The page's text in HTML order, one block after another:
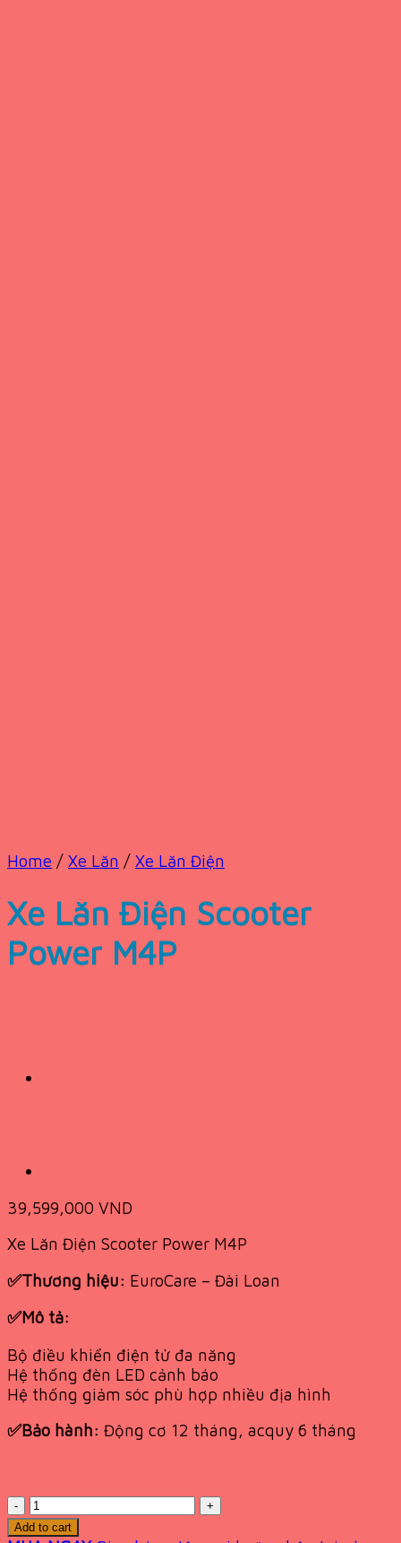
Home / Xe Lăn / Xe Lăn Điện
Xe Lăn Điện Scooter
Power M4P
39,599,000 VND
Xe Lăn Điện Scooter Power M4P
✅Thương hiệu: EuroCare – Đài Loan
✅Mô tả:
Bộ điều khiển điện tử đa năng
Hệ thống đèn LED cảnh báo
Hệ thống giảm sóc phù hợp nhiều địa hình
✅Bảo hành: Động cơ 12 tháng, acquy 6 tháng
Quantity
Add to cart